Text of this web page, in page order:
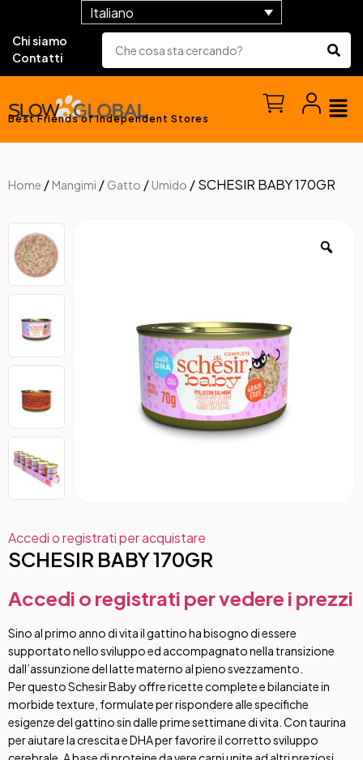
Italiano
Chi siamo
Contatti
Best Friends of Independent Stores
Home / Mangimi / Gatto / Umido / SCHESIR BABY 170GR
Accedi o registrati per acquistare
SCHESIR BABY 170GR
Accedi o registrati per vedere i prezzi
Sino al primo anno di vita il gattino ha bisogno di essere
supportato nello sviluppo ed accompagnato nella transizione
dall’assunzione del latte materno al pieno svezzamento.
Per questo Schesir Baby offre ricette complete e bilanciate in
morbide texture, formulate per rispondere alle specifiche
esigenze del gattino sin dalle prime settimane di vita. Con taurina
per aiutare la crescita e DHA per favorire il corretto sviluppo